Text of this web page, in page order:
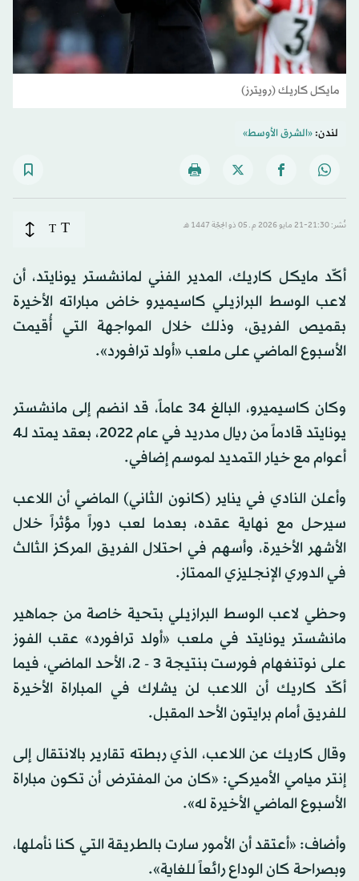
مايكل كاريك (رويترز)
لندن:«الشرق الأوسط»
نُشر: 21:30-21 مايو 2026 م ـ 05 ذو الحِجّة 1447 هـ T
T
أكّد مايكل كاريك، المدير الفني لمانشستر يونايتد، أن
لاعب الوسط البرازيلي كاسيميرو خاض مباراته الأخيرة
بقميص الفريق، وذلك خلال المواجهة التي أُقيمت
الأسبوع الماضي على ملعب «أولد ترافورد».
وكان كاسيميرو، البالغ 34 عاماً، قد انضم إلى مانشستر
يونايتد قادماً من ريال مدريد في عام 2022، بعقد يمتد لـ4
أعوام مع خيار التمديد لموسم إضافي.
وأعلن النادي في يناير (كانون الثاني) الماضي أن اللاعب
سيرحل مع نهاية عقده، بعدما لعب دوراً مؤثراً خلال
الأشهر الأخيرة، وأسهم في احتلال الفريق المركز الثالث
في الدوري الإنجليزي الممتاز.
وحظي لاعب الوسط البرازيلي بتحية خاصة من جماهير
مانشستر يونايتد في ملعب «أولد ترافورد» عقب الفوز
على نوتنغهام فورست بنتيجة 3 - 2، الأحد الماضي، فيما
أكّد كاريك أن اللاعب لن يشارك في المباراة الأخيرة
للفريق أمام برايتون الأحد المقبل.
وقال كاريك عن اللاعب، الذي ربطته تقارير بالانتقال إلى
إنتر ميامي الأميركي: «كان من المفترض أن تكون مباراة
الأسبوع الماضي الأخيرة له».
وأضاف: «أعتقد أن الأمور سارت بالطريقة التي كنا نأملها،
وبصراحة كان الوداع رائعاً للغاية».